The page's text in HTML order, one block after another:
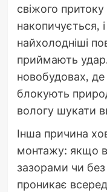
свіжого
накопичується,
найхолодніші
приймають
новобудовах, де
блокують
вологу шукати
Інша причина
монтажу: якщо
зазорами чи без
проникає